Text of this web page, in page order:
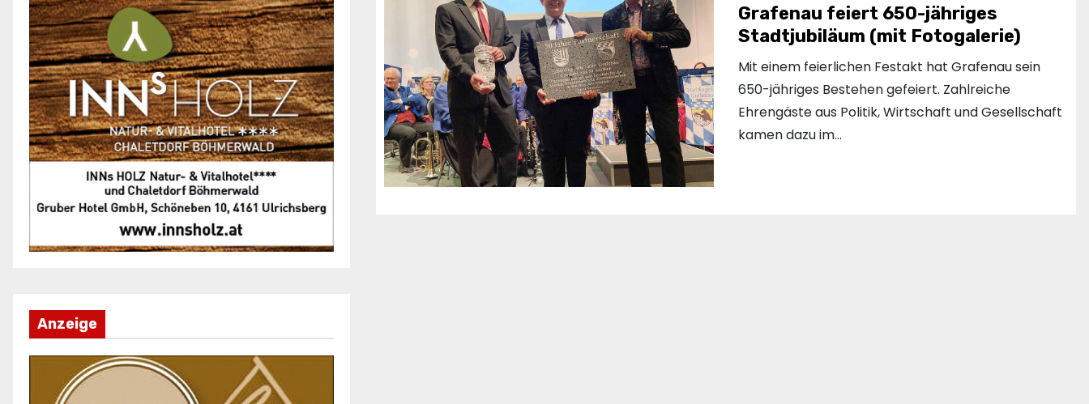
Anzeige
Grafenau feiert 650-jähriges
Stadtjubiläum (mit Fotogalerie)
Mit einem feierlichen Festakt hat Grafenau sein
650-jähriges Bestehen gefeiert. Zahlreiche
Ehrengäste aus Politik, Wirtschaft und Gesellschaft
kamen dazu im…